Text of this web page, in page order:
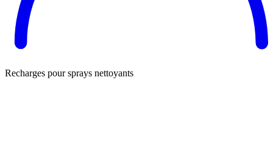
Recharges pour sprays nettoyants